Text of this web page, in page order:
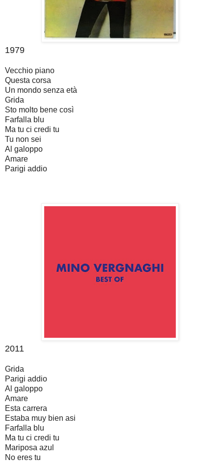
1979
Vecchio piano
Questa corsa
Un mondo senza età
Grida
Sto molto bene così
Farfalla blu
Ma tu ci credi tu
Tu non sei
Al galoppo
Amare
Parigi addio
2011
Grida
Parigi addio
Al galoppo
Amare
Esta carrera
Estaba muy bien asi
Farfalla blu
Ma tu ci credi tu
Mariposa azul
No eres tu